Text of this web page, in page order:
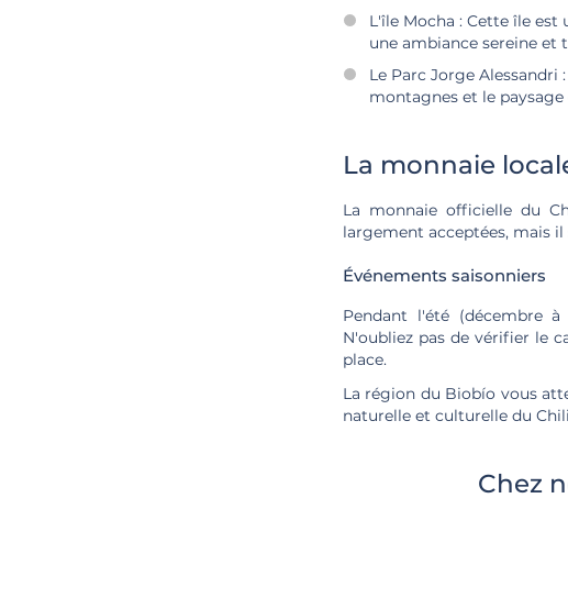
L'île Mocha : Cette île est
une ambiance sereine et
Le Parc Jorge Alessandri :
montagnes et le
La monnaie
La monnaie officielle du
largement acceptées, mais
Événements saisonniers
Pendant l'été (décembre
N'oubliez pas de vérifier le
place.
La région du Biobío vous
naturelle et culturelle du
Chez